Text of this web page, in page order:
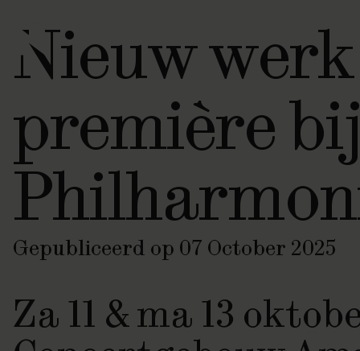
Nieuw
première
Gepubliceerd op 07 October 2025
Za 11 & ma 13